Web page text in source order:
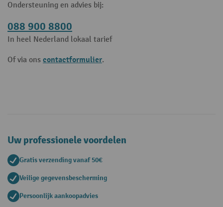
Ondersteuning en advies bij:
088 900 8800
In heel Nederland lokaal tarief
Of via ons contactformulier.
Uw professionele voordelen
Gratis verzending vanaf 50€
Veilige gegevensbescherming
Persoonlijk aankoopadvies